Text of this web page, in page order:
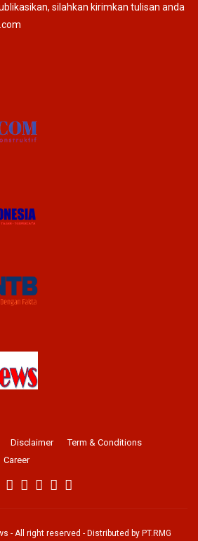
silahkan kirimkan tulisan anda
Disclaimer
Term & Conditions
Career
- All right reserved - Distributed by PT.RMG